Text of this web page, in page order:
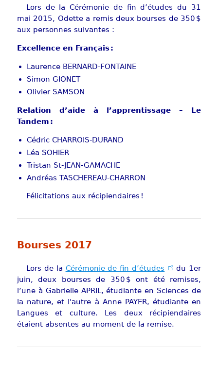
Lors de la Cérémonie de fin d’études du 31
mai 2015, Odette a remis deux bourses de 350 $
aux personnes suivantes :
Excellence en Français :
Laurence BERNARD-FONTAINE
Simon GIONET
Olivier SAMSON
Relation d’aide à l’apprentissage – Le
Tandem :
Cédric CHARROIS-DURAND
Léa SOHIER
Tristan St-JEAN-GAMACHE
Andréas TASCHEREAU-CHARRON
Félicitations aux récipiendaires !
Bourses 2017
Lors de la Cérémonie de fin d’études
du 1er
juin, deux bourses de 350 $ ont été remises,
l’une à Gabrielle APRIL, étudiante en Sciences de
la nature, et l'autre à Anne PAYER, étudiante en
Langues et culture. Les deux récipiendaires
étaient absentes au moment de la remise.